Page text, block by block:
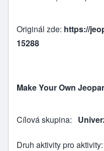
Originál zde: https://
15288
Make Your Own
Cílová skupina
Druh aktivity pro aktivity